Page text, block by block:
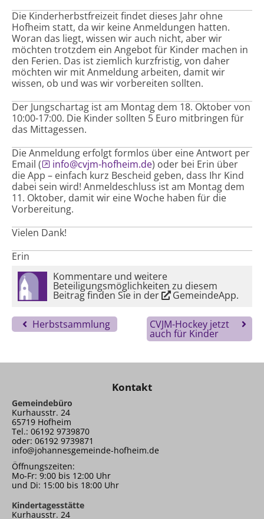
Die Kinderherbstfreizeit findet dieses Jahr ohne
Hofheim statt, da wir keine Anmeldungen hatten.
Woran das liegt, wissen wir auch nicht, aber wir
möchten trotzdem ein Angebot für Kinder machen in
den Ferien. Das ist ziemlich kurzfristig, von daher
möchten wir mit Anmeldung arbeiten, damit wir
wissen, ob und was wir vorbereiten sollten.
Der Jungschartag ist am Montag dem 18. Oktober von
10:00-17:00. Die Kinder sollten 5 Euro mitbringen für
das Mittagessen.
Die Anmeldung erfolgt formlos über eine Antwort per
Email (
info@cvjm-hofheim.de) oder bei Erin über
die App – einfach kurz Bescheid geben, dass Ihr Kind
dabei sein wird! Anmeldeschluss ist am Montag dem
11. Oktober, damit wir eine Woche haben für die
Vorbereitung.
Vielen Dank!
Erin
Kommentare und weitere
Beteiligungsmöglichkeiten zu diesem
Beitrag finden Sie in der GemeindeApp.
Herbstsammlung CVJM-Hockey jetzt
auch für Kinder
Kontakt
Gemeindebüro
Kurhausstr. 24
65719 Hofheim
Tel.: 06192 9739870
oder: 06192 9739871
info@johannesgemeinde-hofheim.de
Öffnungszeiten:
Mo-Fr: 9:00 bis 12:00 Uhr
und Di: 15:00 bis 18:00 Uhr
Kindertagesstätte
Kurhausstr. 24